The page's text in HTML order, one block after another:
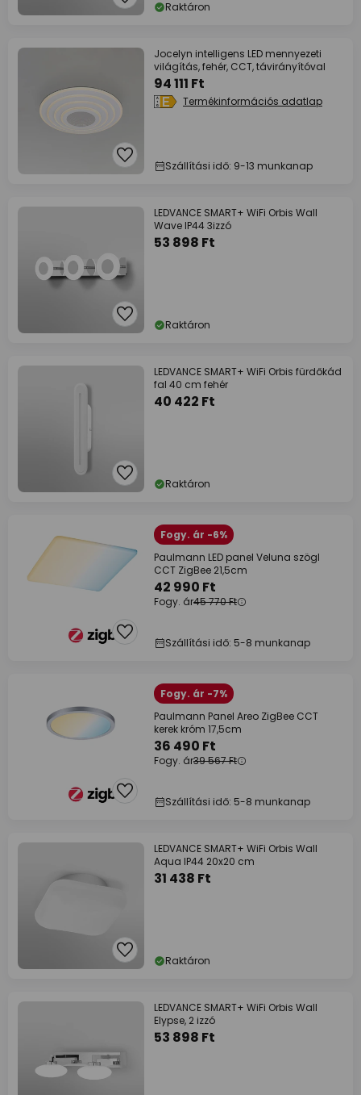
Raktáron
Jocelyn intelligens LED mennyezeti
világítás, fehér, CCT, távirányítóval
94 111 Ft
Termékinformációs adatlap
Szállítási idő: 9-13 munkanap
LEDVANCE SMART+ WiFi Orbis Wall
Wave IP44 3izzó
53 898 Ft
Raktáron
LEDVANCE SMART+ WiFi Orbis fürdőkád
fal 40 cm fehér
40 422 Ft
Raktáron
Fogy. ár -6%
Paulmann LED panel Veluna szögl
CCT ZigBee 21,5cm
42 990 Ft
Fogy. ár45 770 Ft
Szállítási idő: 5-8 munkanap
Fogy. ár -7%
Paulmann Panel Areo ZigBee CCT
kerek króm 17,5cm
36 490 Ft
Fogy. ár39 567 Ft
Szállítási idő: 5-8 munkanap
LEDVANCE SMART+ WiFi Orbis Wall
Aqua IP44 20x20 cm
31 438 Ft
Raktáron
LEDVANCE SMART+ WiFi Orbis Wall
Elypse, 2 izzó
53 898 Ft